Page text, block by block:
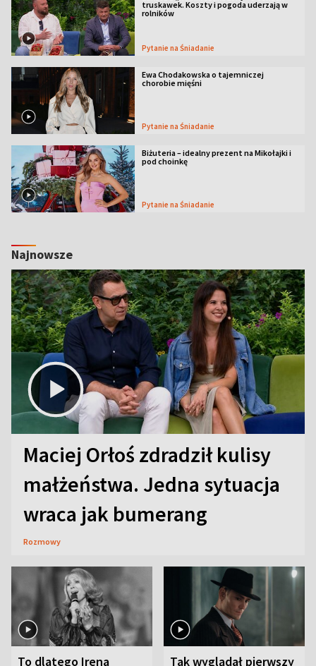
truskawek. Koszty i pogoda uderzają w
rolników
Pytanie na Śniadanie
Ewa Chodakowska o tajemniczej
chorobie mięśni
Pytanie na Śniadanie
Biżuteria – idealny prezent na Mikołajki i
pod choinkę
Pytanie na Śniadanie
Najnowsze
Maciej Orłoś zdradził kulisy
małżeństwa. Jedna sytuacja
wraca jak bumerang
Rozmowy
To dlatego Irena Tak wyglądał pierwszy